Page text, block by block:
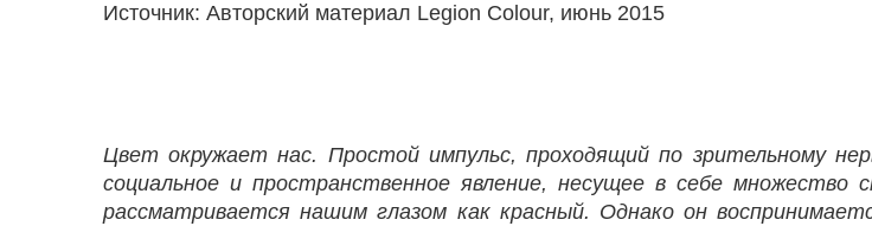
Источник: Авторский материал Legion Colour, июнь 2015
Цвет окружает нас. Простой импульс, проходящий по зрительному
социальное и пространственное явление, несущее в себе
рассматривается нашим глазом как красный. Однако он